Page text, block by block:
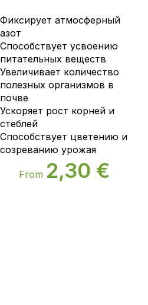
Фиксирует атмосферный
азот
Способствует усвоению
питательных веществ
Увеличивает количество
полезных организмов в
почве
Ускоряет рост корней и
стеблей
Способствует цветению и
созреванию урожая
From 2,30 €